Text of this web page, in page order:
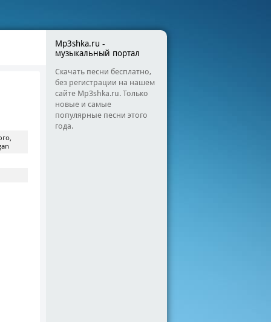
Mp3shka.ru -
музыкальный портал
Скачать песни бесплатно,
без регистрации на нашем
сайте Mp3shka.ru. Только
новые и самые
популярные песни этого
года.